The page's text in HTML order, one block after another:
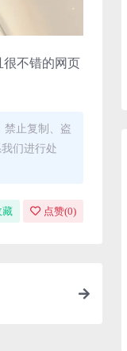
不错的网页
禁止复制、盗
们进行处
藏 点赞(0)